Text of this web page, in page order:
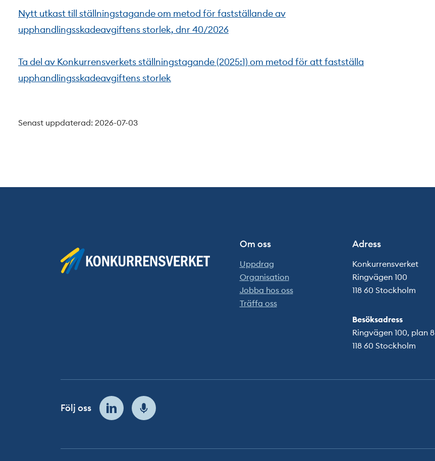
Nytt utkast till ställningstagande om metod för fastställande av
upphandlingsskadeavgiftens storlek, dnr 40/2026
Ta del av Konkurrensverkets ställningstagande (2025:1) om metod för att fastställa
upphandlingsskadeavgiftens storlek
Senast uppdaterad: 2026-07-03
Om oss
Uppdrag
Organisation
Jobba hos oss
Träffa oss
Adress
Konkurrensverket
Ringvägen 100
118 60 Stockholm
Besöksadress
Ringvägen 100, plan 8
118 60 Stockholm
Följ oss